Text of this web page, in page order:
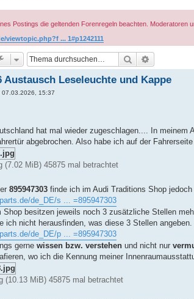
Postings die geltenden Forenregeln beachten. Moderatoren
viewtopic.php?f ... 1#p1242111
Suche
Austausch Leseleuchte und Kappe
07.03.2026, 15:37
hat mal wieder zugeschlagen.... In
abgebrochen. Also habe ich auf der
(7.02 MiB) 45875 mal betrachtet
895947303 finde ich im Audi Traditions Shop
de_DE/s ... =895947303
Shop besitzen jeweils noch 3 zusätzliche Stellen
ich nicht herausfinden, was diese 3 Stellen
de_DE/p ... =895947303
gerne wissen bzw. verstehen und nicht nur
wo ich die Kennung meiner
(10.13 MiB) 45875 mal betrachtet